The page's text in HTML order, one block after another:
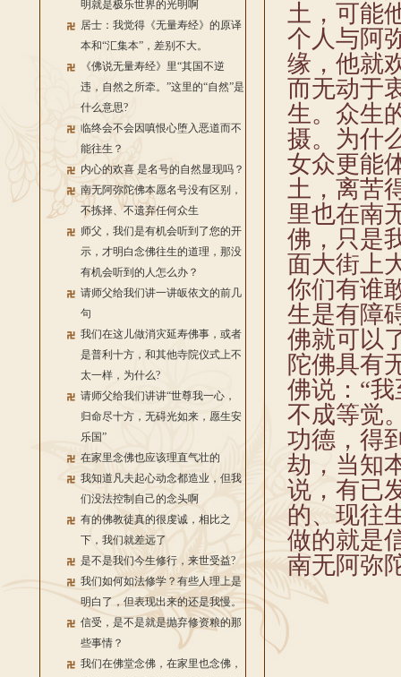
明就是极乐世界的光明啊
居士：我觉得《无量寿经》的原译
本和“汇集本”，差别不大。
《佛说无量寿经》里“其国不逆
违，自然之所牵。”这里的“自然”是
什么意思?
临终会不会因嗔恨心堕入恶道而不
能往生？
内心的欢喜 是名号的自然显现吗？
南无阿弥陀佛本愿名号没有区别，
不拣择、不遗弃任何众生
师父，我们是有机会听到了您的开
示，才明白念佛往生的道理，那没
有机会听到的人怎么办？
请师父给我们讲一讲皈依文的前几
句
我们在这儿做消灾延寿佛事，或者
是普利十方，和其他寺院仪式上不
太一样，为什么?
请师父给我们讲讲“世尊我一心，
归命尽十方，无碍光如来，愿生安
乐国”
在家里念佛也应该理直气壮的
我知道凡夫起心动念都造业，但我
们没法控制自己的念头啊
有的佛教徒真的很虔诚，相比之
下，我们就差远了
是不是我们今生修行，来世受益?
我们如何如法修学？有些人理上是
明白了，但表现出来的还是我慢。
信受，是不是就是抛弃修资粮的那
些事情？
我们在佛堂念佛，在家里也念佛，
土，可能
个人与阿
缘，他就
而无动于
生。众生
摄。为什
女众更能
土，离苦
里也在南
佛，只是
面大街上
你们有谁
生是有障
佛就可以
陀佛具有
佛说：“
不成等觉
功德，得
劫，当知
说，有已
的、现往
做的就是
南无阿弥